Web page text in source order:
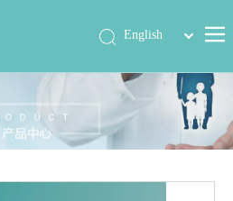
简体中文